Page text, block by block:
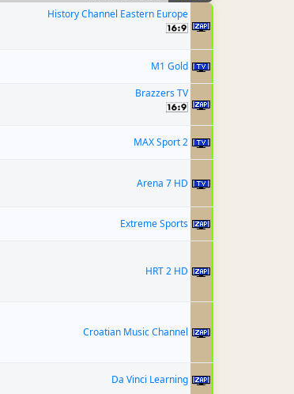
History Channel Eastern Europe
M1 Gold
Brazzers TV
MAX Sport 2
Arena 7 HD
Extreme Sports
HRT 2 HD
Croatian Music Channel
Da Vinci Learning